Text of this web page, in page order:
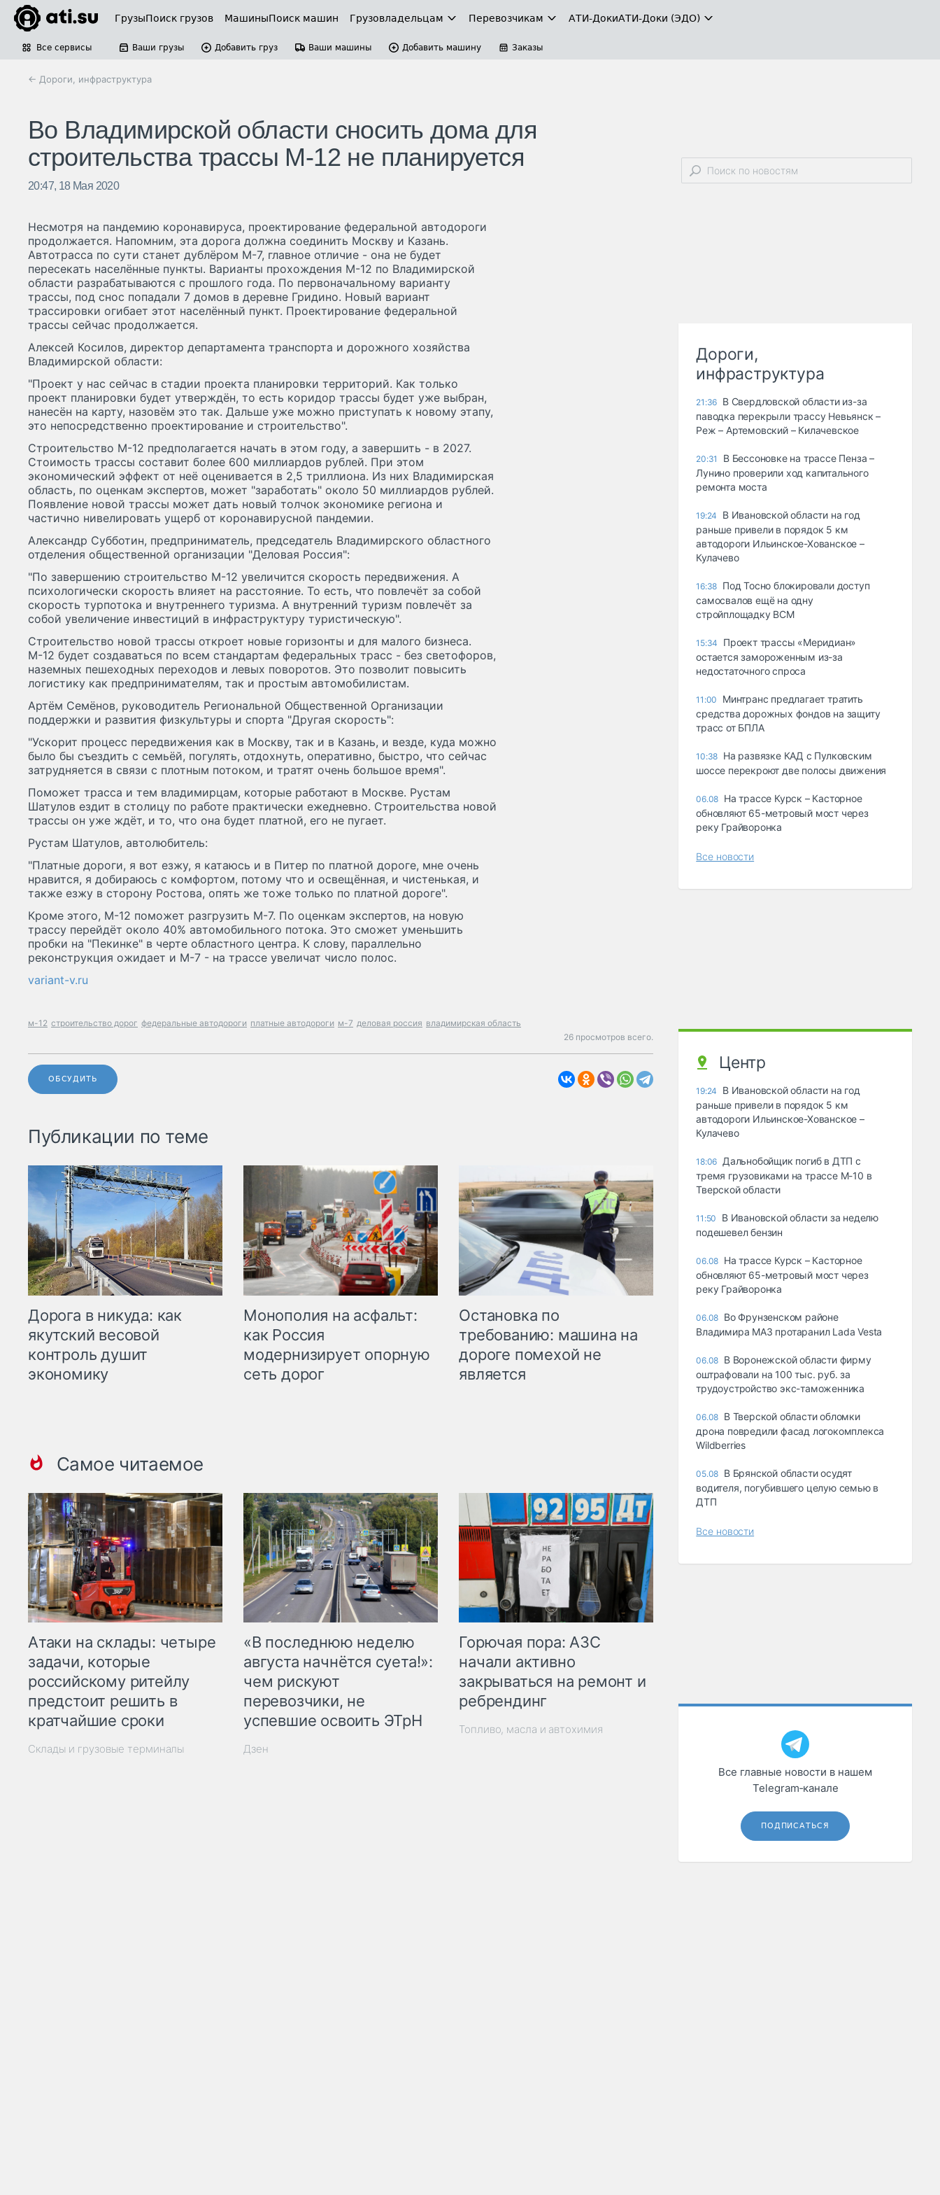
ГрузыПоиск грузов МашиныПоиск машин Грузовладельцам Перевозчикам АТИ-ДокиАТИ-Доки (ЭДО)
Все сервисы Ваши грузы Добавить груз Ваши машины Добавить машину Заказы
← Дороги, инфраструктура
Во Владимирской области сносить дома для
строительства трассы М-12 не планируется
20:47, 18 Мая 2020
Несмотря на пандемию коронавируса, проектирование федеральной автодороги
продолжается. Напомним, эта дорога должна соединить Москву и Казань.
Автотрасса по сути станет дублёром М-7, главное отличие - она не будет
пересекать населённые пункты. Варианты прохождения М-12 по Владимирской
области разрабатываются с прошлого года. По первоначальному варианту
трассы, под снос попадали 7 домов в деревне Гридино. Новый вариант
трассировки огибает этот населённый пункт. Проектирование федеральной
трассы сейчас продолжается.
Алексей Косилов, директор департамента транспорта и дорожного хозяйства
Владимирской области:
"Проект у нас сейчас в стадии проекта планировки территорий. Как только
проект планировки будет утверждён, то есть коридор трассы будет уже выбран,
нанесён на карту, назовём это так. Дальше уже можно приступать к новому этапу,
это непосредственно проектирование и строительство".
Строительство М-12 предполагается начать в этом году, а завершить - в 2027.
Стоимость трассы составит более 600 миллиардов рублей. При этом
экономический эффект от неё оценивается в 2,5 триллиона. Из них Владимирская
область, по оценкам экспертов, может "заработать" около 50 миллиардов рублей.
Появление новой трассы может дать новый толчок экономике региона и
частично нивелировать ущерб от коронавирусной пандемии.
Александр Субботин, предприниматель, председатель Владимирского областного
отделения общественной организации "Деловая Россия":
"По завершению строительство М-12 увеличится скорость передвижения. А
психологически скорость влияет на расстояние. То есть, что повлечёт за собой
скорость турпотока и внутреннего туризма. А внутренний туризм повлечёт за
собой увеличение инвестиций в инфраструктуру туристическую".
Строительство новой трассы откроет новые горизонты и для малого бизнеса.
М-12 будет создаваться по всем стандартам федеральных трасс - без светофоров,
наземных пешеходных переходов и левых поворотов. Это позволит повысить
логистику как предпринимателям, так и простым автомобилистам.
Артём Семёнов, руководитель Региональной Общественной Организации
поддержки и развития физкультуры и спорта "Другая скорость":
"Ускорит процесс передвижения как в Москву, так и в Казань, и везде, куда можно
было бы съездить с семьёй, погулять, отдохнуть, оперативно, быстро, что сейчас
затрудняется в связи с плотным потоком, и тратят очень большое время".
Поможет трасса и тем владимирцам, которые работают в Москве. Рустам
Шатулов ездит в столицу по работе практически ежедневно. Строительства новой
трассы он уже ждёт, и то, что она будет платной, его не пугает.
Рустам Шатулов, автолюбитель:
"Платные дороги, я вот езжу, я катаюсь и в Питер по платной дороге, мне очень
нравится, я добираюсь с комфортом, потому что и освещённая, и чистенькая, и
также езжу в сторону Ростова, опять же тоже только по платной дороге".
Кроме этого, М-12 поможет разгрузить М-7. По оценкам экспертов, на новую
трассу перейдёт около 40% автомобильного потока. Это сможет уменьшить
пробки на "Пекинке" в черте областного центра. К слову, параллельно
реконструкция ожидает и М-7 - на трассе увеличат число полос.
variant-v.ru
м-12 строительство дорог федеральные автодороги платные автодороги м-7 деловая россия владимирская область
26 просмотров всего.
ОБСУДИТЬ
Публикации по теме
Дорога в никуда: как
якутский весовой
контроль душит
экономику
Монополия на асфальт:
как Россия
модернизирует опорную
сеть дорог
Остановка по
требованию: машина на
дороге помехой не
является
Самое читаемое
Атаки на склады: четыре
задачи, которые
российскому ритейлу
предстоит решить в
кратчайшие сроки
Склады и грузовые терминалы
«В последнюю неделю
августа начнётся суета!»:
чем рискуют
перевозчики, не
успевшие освоить ЭТрН
Дзен
Горючая пора: АЗС
начали активно
закрываться на ремонт и
ребрендинг
Топливо, масла и автохимия
Дороги,
инфраструктура
21:36 В Свердловской области из-за
паводка перекрыли трассу Невьянск –
Реж – Артемовский – Килачевское
20:31
В Бессоновке на трассе Пенза –
Лунино проверили ход капитального
ремонта моста
19:24
В Ивановской области на год
раньше привели в порядок 5 км
автодороги Ильинское-Хованское –
Кулачево
16:38 Под Тосно блокировали доступ
самосвалов ещё на одну
стройплощадку ВСМ
15:34
Проект трассы «Меридиан»
остается замороженным из-за
недостаточного спроса
11:00
Минтранс предлагает тратить
средства дорожных фондов на защиту
трасс от БПЛА
10:38 На развязке КАД с Пулковским
шоссе перекроют две полосы движения
06.08 На трассе Курск – Касторное
обновляют 65-метровый мост через
реку Грайворонка
Все новости
Центр
19:24
В Ивановской области на год
раньше привели в порядок 5 км
автодороги Ильинское-Хованское –
Кулачево
18:06 Дальнобойщик погиб в ДТП с
тремя грузовиками на трассе М-10 в
Тверской области
11:50
В Ивановской области за неделю
подешевел бензин
06.08 На трассе Курск – Касторное
обновляют 65-метровый мост через
реку Грайворонка
06.08 Во Фрунзенском районе
Владимира МАЗ протаранил Lada Vesta
06.08 В Воронежской области фирму
оштрафовали на 100 тыс. руб. за
трудоустройство экс-таможенника
06.08 В Тверской области обломки
дрона повредили фасад логокомплекса
Wildberries
05.08 В Брянской области осудят
водителя, погубившего целую семью в
ДТП
Все новости
Все главные новости в нашем
Telegram‑канале
ПОДПИСАТЬСЯ